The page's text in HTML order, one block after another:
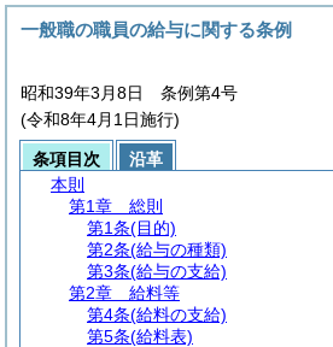
一般職の職員の給与に関する条例
昭和39年3月8日 条例第4号
(令和8年4月1日施行)
条項目次
沿革
本則
第1章
総則
第1条(目的)
第2条(給与の種類)
第3条(給与の支給)
第2章
給料等
第4条(給料の支給)
第5条(給料表)